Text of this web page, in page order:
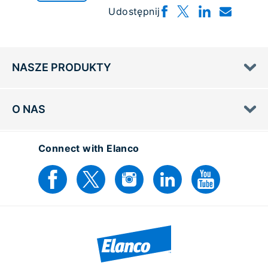
Udostępnij
NASZE PRODUKTY
O NAS
Connect with Elanco